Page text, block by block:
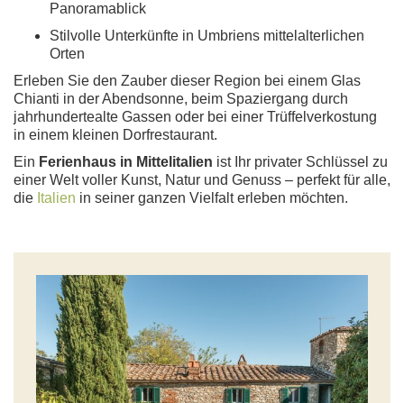
Panoramablick
Stilvolle Unterkünfte in Umbriens mittelalterlichen
Orten
Erleben Sie den Zauber dieser Region bei einem Glas
Chianti in der Abendsonne, beim Spaziergang durch
jahrhundertealte Gassen oder bei einer Trüffelverkostung
in einem kleinen Dorfrestaurant.
Ein Ferienhaus in Mittelitalien ist Ihr privater Schlüssel zu
einer Welt voller Kunst, Natur und Genuss – perfekt für alle,
die Italien in seiner ganzen Vielfalt erleben möchten.